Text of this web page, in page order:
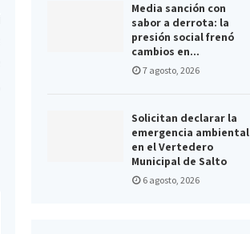
Media sanción con
sabor a derrota: la
presión social frenó
cambios en...
7 agosto, 2026
Solicitan declarar la
emergencia ambiental
en el Vertedero
Municipal de Salto
6 agosto, 2026